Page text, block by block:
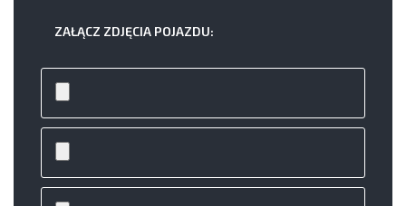
ZAŁĄCZ ZDJĘCIA POJAZDU: